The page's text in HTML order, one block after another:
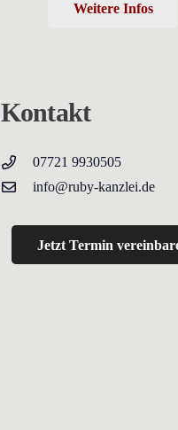
Weitere Infos
Kontakt
07721 9930505
info@ruby-kanzlei.de
Jetzt Termin